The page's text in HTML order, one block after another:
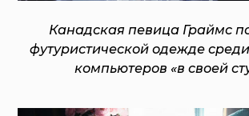
Канадская певица Граймс
футуристической одежде
компьютеров «в своей